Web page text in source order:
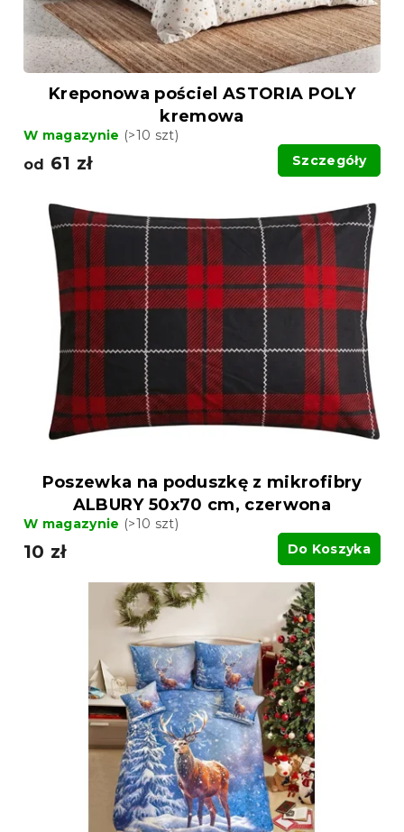
ó
w
w
Kreponowa pościel ASTORIA POLY
kremowa
W magazynie (>10 szt)
od 61 zł Szczegóły
Poszewka na poduszkę z mikrofibry
ALBURY 50x70 cm, czerwona
W magazynie (>10 szt)
10 zł Do Koszyka